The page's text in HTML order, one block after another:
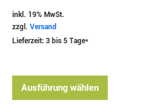
inkl. 19% MwSt.
zzgl. Versand
Lieferzeit: 3 bis 5 Tage*
Ausführung wählen